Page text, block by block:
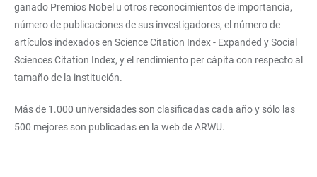
ganado Premios Nobel u otros reconocimientos de importancia,
número de publicaciones de sus investigadores, el número de
artículos indexados en Science Citation Index - Expanded y Social
Sciences Citation Index, y el rendimiento per cápita con respecto al
tamaño de la institución.
Más de 1.000 universidades son clasificadas cada año y sólo las
500 mejores son publicadas en la web de ARWU.